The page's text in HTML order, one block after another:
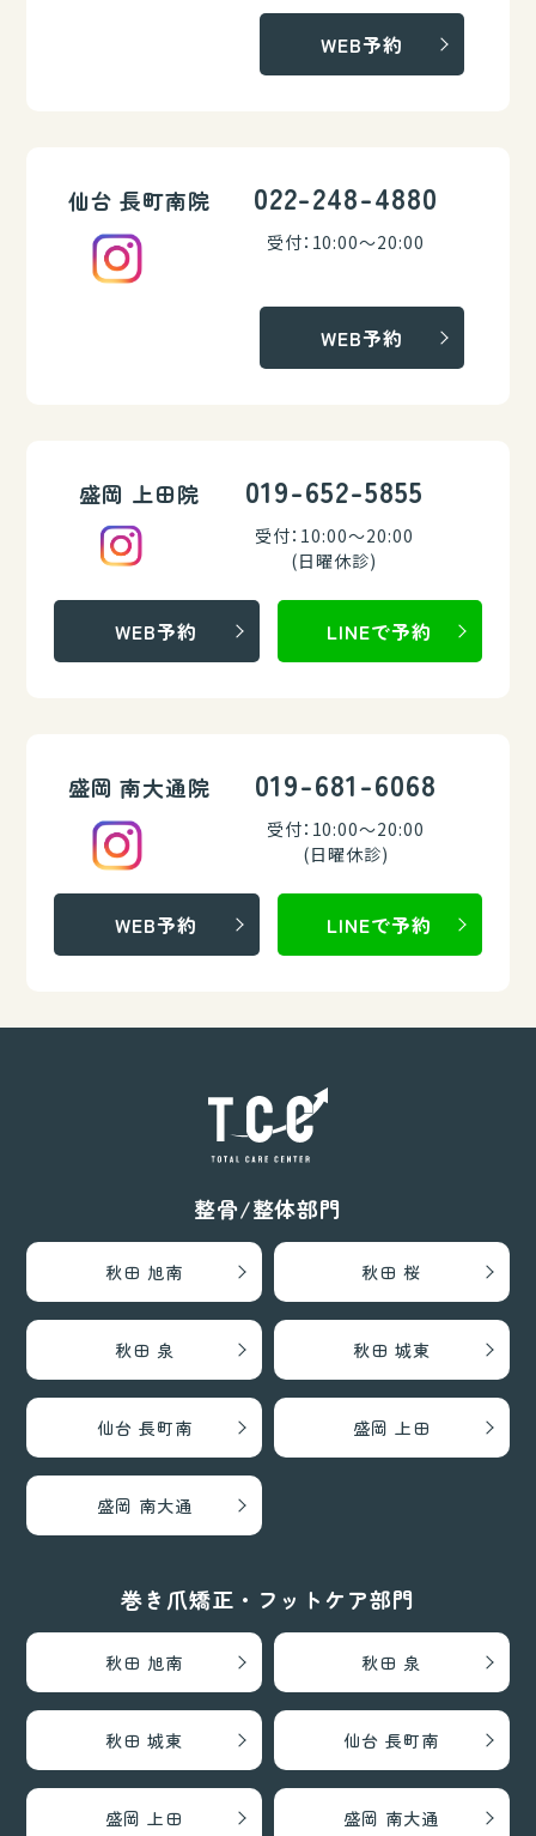
WEB予約
仙台 長町南院 022-248-4880
受付：10:00～20:00
WEB予約
盛岡 上田院 019-652-5855
受付：10:00～20:00
(日曜休診)
WEB予約 LINEで予約
盛岡 南大通院 019-681-6068
受付：10:00～20:00
(日曜休診)
WEB予約 LINEで予約
整骨/整体部門
秋田 旭南 秋田 桜
秋田 泉 秋田 城東
仙台 長町南 盛岡 上田
盛岡 南大通
巻き爪矯正・フットケア部門
秋田 旭南 秋田 泉
秋田 城東 仙台 長町南
盛岡 上田 盛岡 南大通